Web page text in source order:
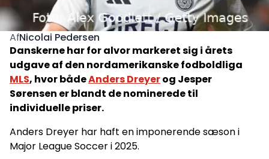
AfNicolai Pedersen
Danskerne har for alvor markeret sig i årets
udgave af den nordamerikanske fodboldliga
MLS, hvor bådeAnders Dreyerog Jesper
Sørensen er blandt de nominerede til
individuelle priser.
Anders Dreyer har haft en imponerende sæson i
Major League Soccer i 2025.